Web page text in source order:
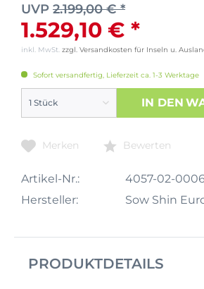
UVP 2.199,00 € *
1.529,10 € *
inkl. MwSt. zzgl. Versandkosten für Inseln u.
Sofort versandfertig, Lieferzeit ca. 1-3 Werktage
IN DEN
Merken Bewerten
Artikel-Nr.:
4057-02-
Hersteller:
Sow Shin
PRODUKTDETAILS